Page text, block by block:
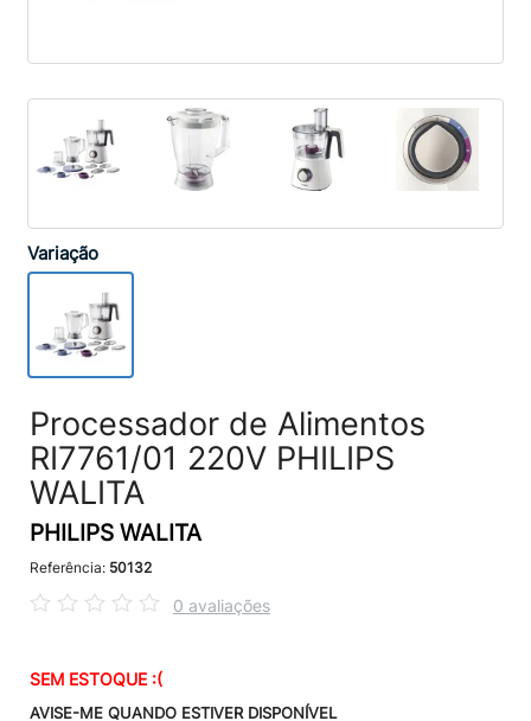
Variação
Processador de Alimentos
RI7761/01 220V PHILIPS
WALITA
PHILIPS WALITA
Referência: 50132
0 avaliações
SEM ESTOQUE :(
AVISE-ME QUANDO ESTIVER DISPONÍVEL